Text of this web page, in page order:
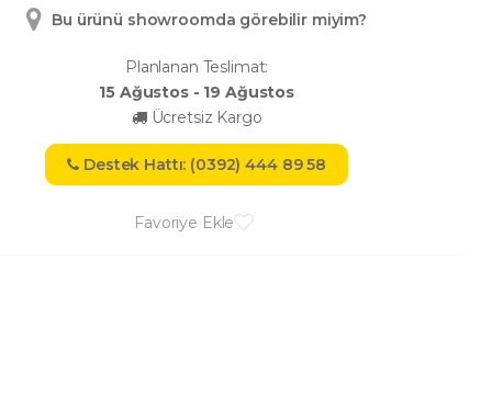
Bu ürünü showroomda görebilir miyim?
Planlanan Teslimat:
15 Ağustos - 19 Ağustos
Ücretsiz Kargo
Destek Hattı: (0392) 444 89 58
Favoriye Ekle